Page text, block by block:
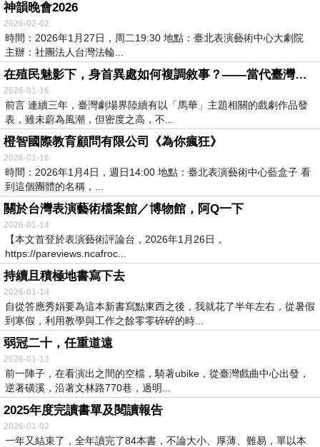
神韻晚會2026
2026-02-02
時間：2026年1月27日，周二19:30 地點：臺北表演藝術中心大劇院
主辦：社團法人台灣法輪...
在殖民魅影下，身首異處如何複調敘事？——當代臺灣劇場「馬華」作品的主題關懷與創作策略
2026-01-16
前言 連續三年，臺灣劇場界陸續有以「馬華」主題相關的戲劇作品發
表，雖未蔚為風潮，但密度之高，不...
橙智國際教育顧問有限公司《為你瘋狂》
2026-01-16
時間：2026年1月4日，週日14:00 地點：臺北表演藝術中心藍盒子 看
到這個團體的名稱，...
關於台灣表演藝術檔案館／博物館，阿Q一下
2026-01-14
【本文首登於表演藝術評論台，2026年1月26日，
https://pareviews.ncafroc...
持續且積極地書寫下去
2026-01-14
自從答應秀娟要為這本新書寫點東西之後，我就花了半年左右，從暑假
到寒假，利用教學與工作之餘零零碎碎的時...
弱冠二十，任重道遠
2026-01-13
前一陣子，在看演出之間的空檔，騎著ubike，從臺灣戲曲中心出發，
逆著磺溪，沿著文林路770巷，過明...
2025年度完讀書單及閱讀報告
2026-01-02
一年又結束了，全年讀完了84本書，不論大小、厚薄、難易，單以本